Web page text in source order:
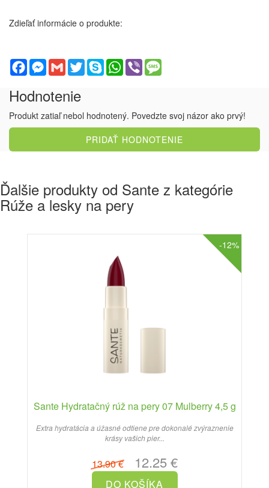
Zdieľať informácie o produkte:
FacebookMessenger
GmailTwitterSkypeWhatsApp
Viber
Hodnotenie
Produkt zatiaľ nebol hodnotený. Povedzte svoj názor ako prvý!
PRIDAŤ HODNOTENIE
Ďalšie produkty od Sante z kategórie
Rúže a lesky na pery
-12%
Sante Hydratačný rúž na pery 07 Mulberry 4,5 g
Extra hydratácia a úžasné odtiene pre dokonalé zvýraznenie
krásy vašich pier...
13.90 €12.25 €